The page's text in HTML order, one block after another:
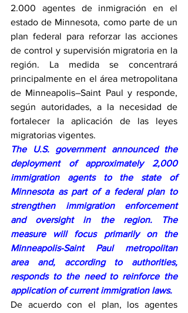
2.000 agentes de inmigración en el
estado de Minnesota, como parte de un
plan federal para reforzar las acciones
de control y supervisión migratoria en la
región. La medida se concentrará
principalmente en el área metropolitana
de Minneapolis–Saint Paul y responde,
según autoridades, a la necesidad de
fortalecer la aplicación de las leyes
migratorias vigentes.
The U.S. government announced the
deployment of approximately 2,000
immigration agents to the state of
Minnesota as part of a federal plan to
strengthen immigration enforcement
and oversight in the region. The
measure will focus primarily on the
Minneapolis-Saint Paul metropolitan
area and, according to authorities,
responds to the need to reinforce the
application of current immigration laws.
De acuerdo con el plan, los agentes